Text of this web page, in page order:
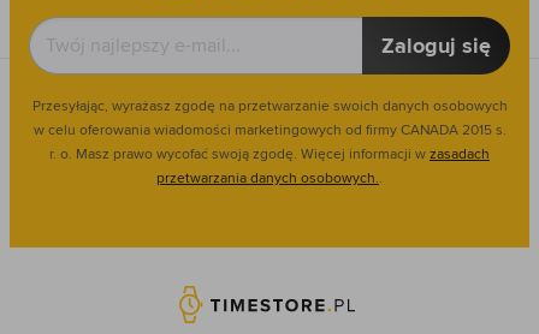
Zaloguj się
Przesyłając, wyrażasz zgodę na przetwarzanie swoich danych osobowych
w celu oferowania wiadomości marketingowych od firmy CANADA 2015 s.
r. o. Masz prawo wycofać swoją zgodę. Więcej informacji wzasadach
przetwarzania danych osobowych..